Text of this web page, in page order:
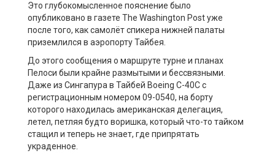
Это глубокомысленное пояснение было
опубликовано в газете The Washington Post уже
после того, как самолёт спикера нижней палаты
приземлился в аэропорту Тайбея.
До этого сообщения о маршруте турне и планах
Пелоси были крайне размытыми и бессвязными.
Даже из Сингапура в Тайбей Boeing C-40С с
регистрационным номером 09-0540, на борту
которого находилась американская делегация,
летел, петляя будто воришка, который что-то тайком
стащил и теперь не знает, где припрятать
украденное.